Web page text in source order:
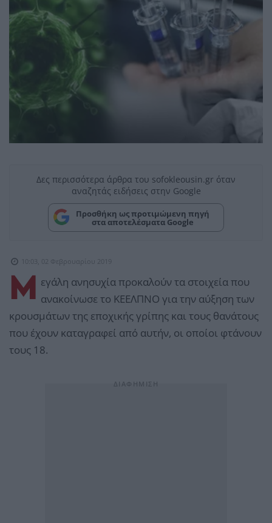
Δες περισσότερα άρθρα του sofokleousin.gr όταν
αναζητάς ειδήσεις στην Google
Προσθήκη ως προτιμώμενη πηγή
στα αποτελέσματα Google
10:03, 02 Φεβρουαρίου 2019
Μ
εγάλη ανησυχία προκαλούν τα στοιχεία που
ανακοίνωσε το ΚΕΕΛΠΝΟ για την αύξηση των
κρουσμάτων της εποχικής γρίπης και τους θανάτους
που έχουν καταγραφεί από αυτήν, οι οποίοι φτάνουν
τους 18.